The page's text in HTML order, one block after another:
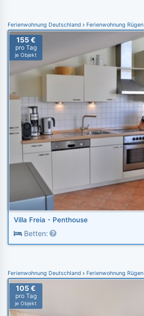
Ferienwohnung Deutschland Ferienwohnung Rügen
155 €
pro Tag
je Objekt
Villa Freia - Penthouse
Betten:
Ferienwohnung Deutschland Ferienwohnung Rügen
105 €
pro Tag
je Objekt